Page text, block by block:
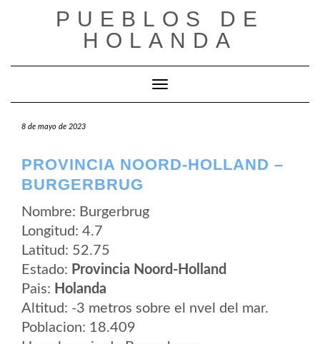
PUEBLOS DE
HOLANDA
Cambiar modo de navegación
8 de mayo de 2023
PROVINCIA NOORD-HOLLAND –
BURGERBRUG
Nombre: Burgerbrug
Longitud: 4.7
Latitud: 52.75
Estado: Provincia Noord-Holland
Pais: Holanda
Altitud: -3 metros sobre el nvel del mar.
Poblacion: 18.409